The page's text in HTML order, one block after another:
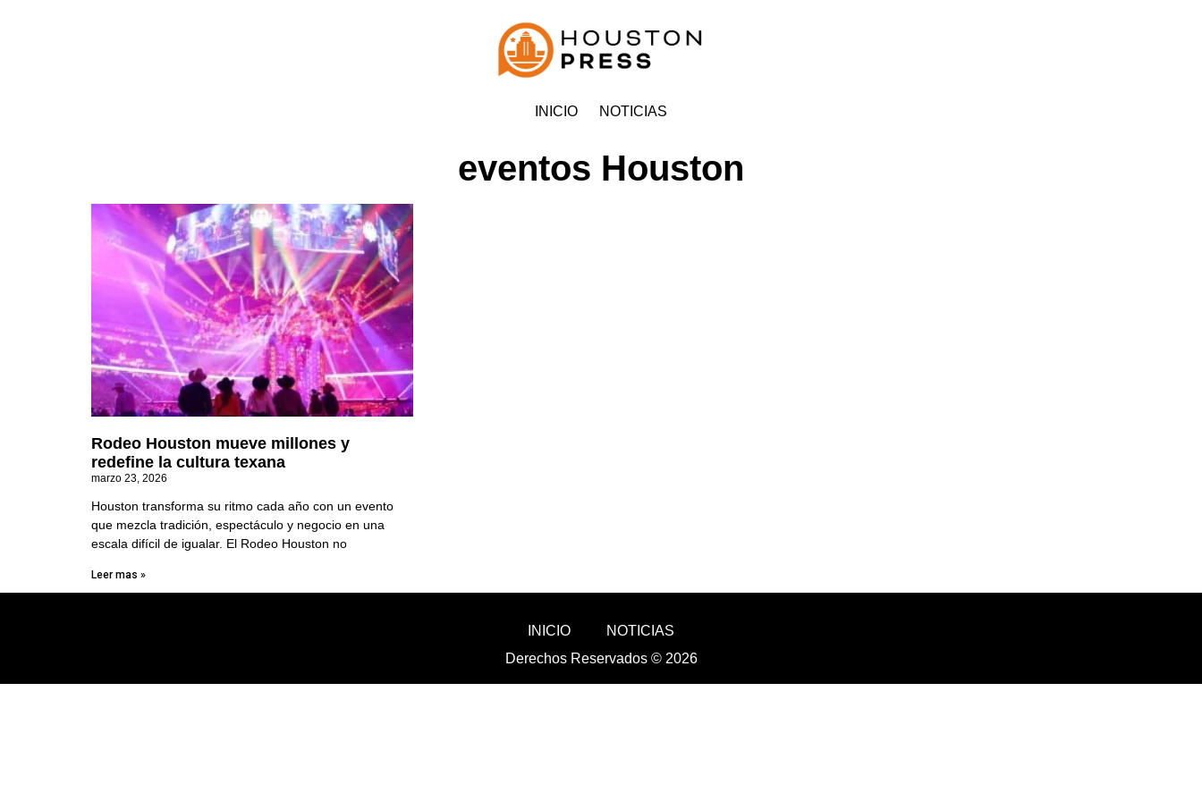
INICIO NOTICIAS
eventos Houston
Rodeo Houston mueve millones y
redefine la cultura texana
marzo 23, 2026
Houston transforma su ritmo cada año con un evento
que mezcla tradición, espectáculo y negocio en una
escala difícil de igualar. El Rodeo Houston no
Leer mas »
INICIO
NOTICIAS
Derechos Reservados © 2026